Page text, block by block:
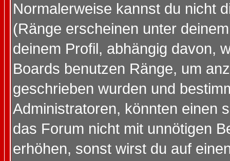
Normalerweise kannst du nicht
(Ränge erscheinen unter
deinem Profil, abhängig davon,
Boards benutzen Ränge, um
geschrieben wurden und
Administratoren, könnten einen
das Forum nicht mit unnötigen
erhöhen, sonst wirst du auf